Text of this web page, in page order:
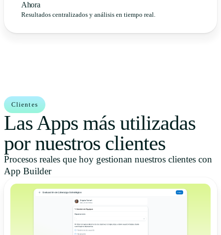
Ahora
Resultados centralizados y análisis en tiempo real.
Clientes
Las Apps más utilizadas
por nuestros clientes
Procesos reales que hoy gestionan nuestros clientes con
App Builder